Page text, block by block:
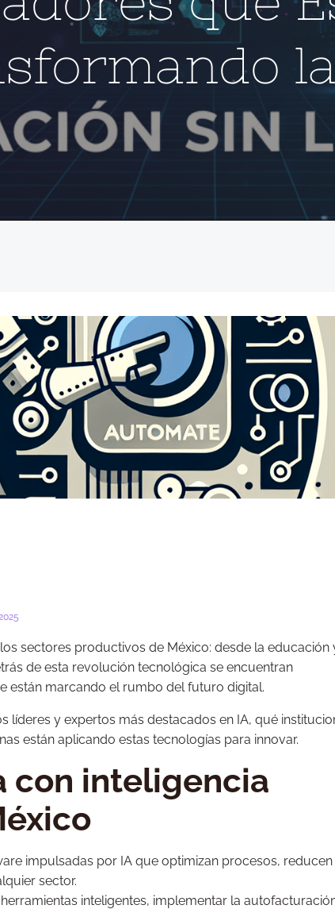
sectores productivos de México: desde la educación
de esta revolución tecnológica se encuentran
están marcando el rumbo del futuro digital.
líderes y expertos más destacados en IA, qué
están aplicando estas tecnologías para innovar.
con inteligencia
impulsadas por IA que optimizan procesos, reducen
sector.
inteligentes, implementar la